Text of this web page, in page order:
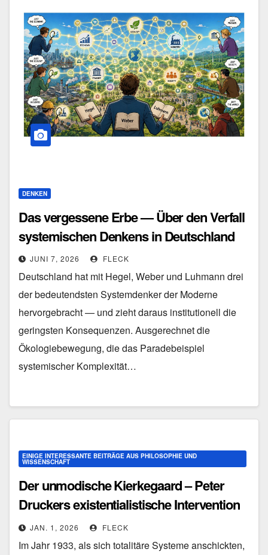
DENKEN
Das vergessene Erbe — Über den Verfall
systemischen Denkens in Deutschland
JUNI 7, 2026 FLECK
Deutschland hat mit Hegel, Weber und Luhmann drei
der bedeutendsten Systemdenker der Moderne
hervorgebracht — und zieht daraus institutionell die
geringsten Konsequenzen. Ausgerechnet die
Ökologiebewegung, die das Paradebeispiel
systemischer Komplexität…
EINIGE INTERESSANTE BEITRÄGE AUS PHILOSOPHIE UND
WISSENSCHAFT
Der unmodische Kierkegaard – Peter
Druckers existentialistische Intervention
von 1933
JAN. 1, 2026 FLECK
Im Jahr 1933, als sich totalitäre Systeme anschickten,